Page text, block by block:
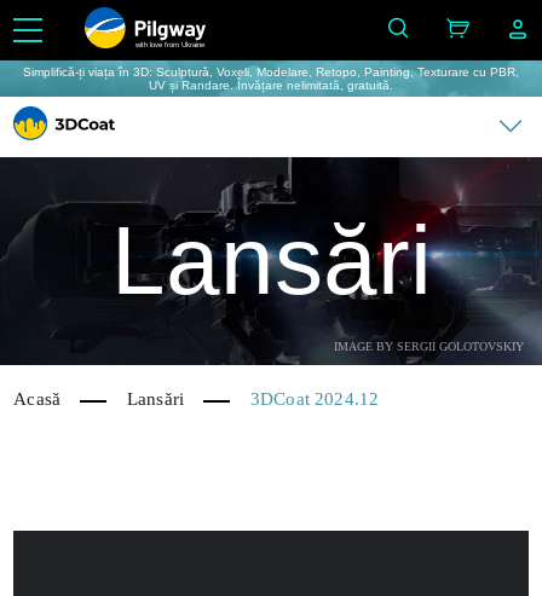
with love from Ukraine
Simplifică-ți viața în 3D: Sculptură, Voxeli, Modelare, Retopo, Painting, Texturare cu PBR,
UV și Randare. Învățare nelimitată, gratuită.
IMAGE BY SERGII GOLOTOVSKIY
Lansări
Acasă Lansări 3DCoat 2024.12